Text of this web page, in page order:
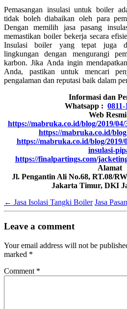
Pemasangan insulasi untuk boiler
tidak boleh diabaikan oleh para
Dengan memilih jasa pasang
memastikan boiler bekerja secara
Insulasi boiler yang tepat juga
lingkungan dengan mengurangi
karbon. Jika Anda ingin
Anda, pastikan untuk mencari
pengalaman dan reputasi baik dalam
Informasi dan
Whatsapp : 0811-
Web
https://mabruka.co.id/blog/2019/
https://mabruka.co.id/
https://mabruka.co.id/blog/2019/
insulasi-
https://finalpartings.com/
Alamat
Jl. Pengantin Ali No.68, RT.08/
Jakarta Timur, DKI
← Jasa Isolasi Tangki Boiler Jasa
Leave a comment
Your email address will not be
marked *
Comment *